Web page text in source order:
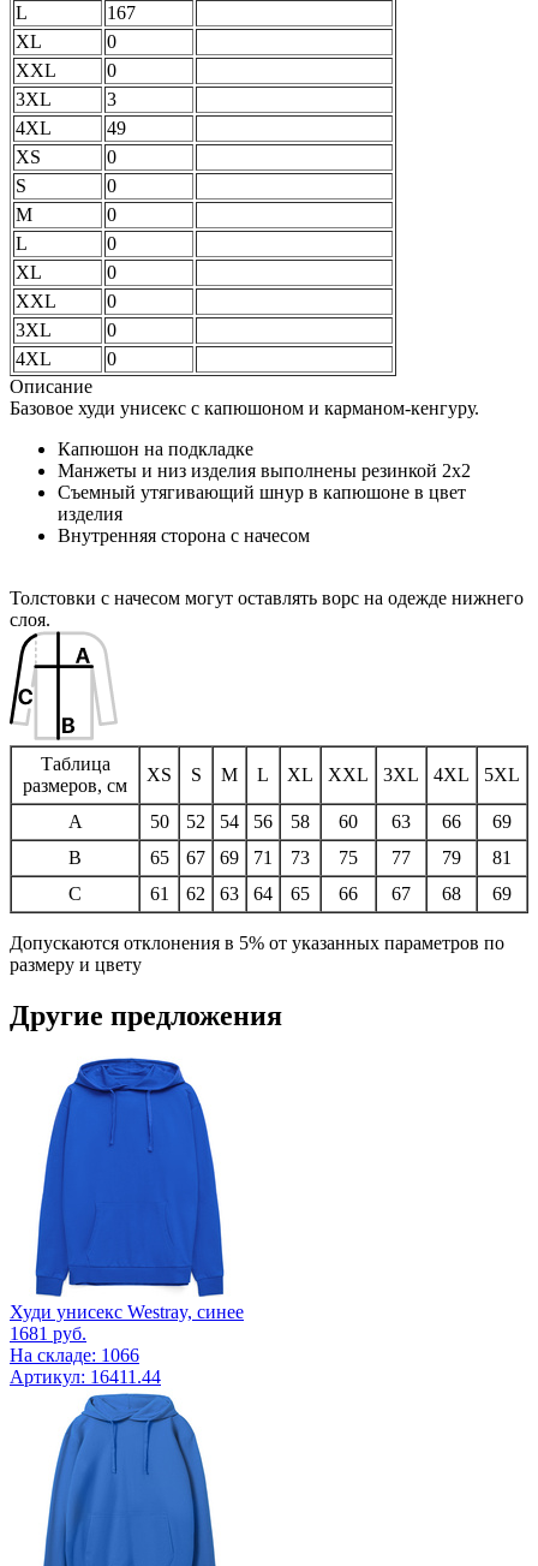
L
167
XL
0
XXL
0
3XL
3
4XL
49
XS
0
S
0
M
0
L
0
XL
0
XXL
0
3XL
0
4XL
0
Описание
Базовое худи унисекс с капюшоном и карманом-кенгуру.
Капюшон на подкладке
Манжеты и низ изделия выполнены резинкой 2х2
Съемный утягивающий шнур в капюшоне в цвет
изделия
Внутренняя сторона с начесом
Толстовки с начесом могут оставлять ворс на одежде нижнего
слоя.
Таблица
размеров, см
XS S M L XL XXL 3XL 4XL 5XL
A 50 52 54 56 58 60 63 66
69
B
65 67 69 71 73 75 77 79
81
C
61 62 63 64 65 66 67 68 69
Допускаются отклонения в 5% от указанных параметров по
размеру и цвету
Другие предложения
Худи унисекс Westray, синее
1681 руб.
На складе: 1066
Артикул: 16411.44